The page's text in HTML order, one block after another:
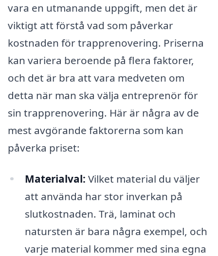
vara en utmanande uppgift, men det är
viktigt att förstå vad som påverkar
kostnaden för trapprenovering. Priserna
kan variera beroende på flera faktorer,
och det är bra att vara medveten om
detta när man ska välja entreprenör för
sin trapprenovering. Här är några av de
mest avgörande faktorerna som kan
påverka priset:
Materialval: Vilket material du väljer
att använda har stor inverkan på
slutkostnaden. Trä, laminat och
natursten är bara några exempel, och
varje material kommer med sina egna